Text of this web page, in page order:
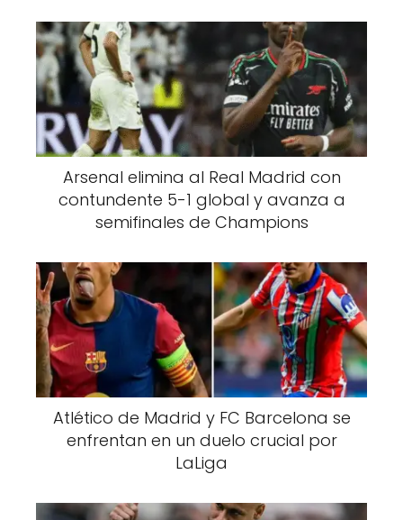
Arsenal elimina al Real Madrid con
contundente 5-1 global y avanza a
semifinales de Champions
Atlético de Madrid y FC Barcelona se
enfrentan en un duelo crucial por
LaLiga